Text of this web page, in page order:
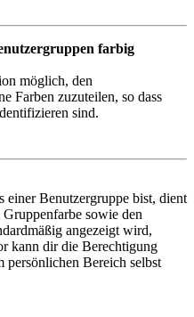
farbig
möglich, den
Farben zuzuteilen, so dass
sind.
Benutzergruppe bist, dient
sowie den
angezeigt wird,
kann dir die Berechtigung
persönlichen Bereich selbst